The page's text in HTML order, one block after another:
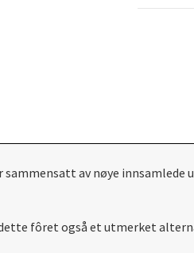
av nøye
fôret også et utmerket